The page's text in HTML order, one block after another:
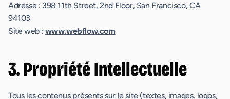
Adresse : 398 11th Street, 2nd Floor, San Francisco, CA
94103
Site web : www.webflow.com
3. Propriété Intellectuelle
Tous les contenus présents sur le site (textes, images, logos,